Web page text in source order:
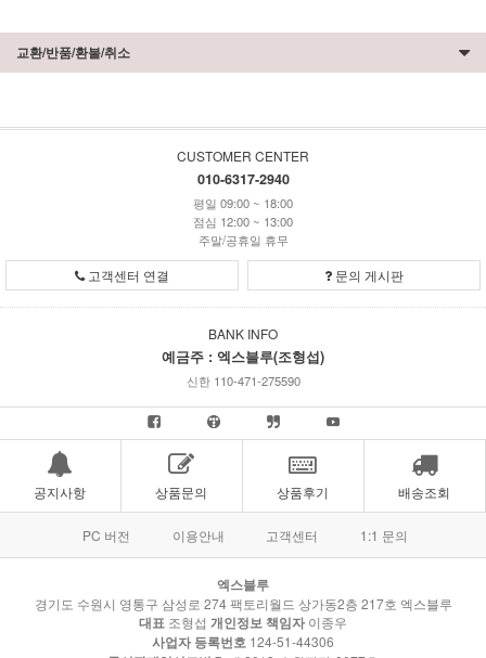
교환/반품/환불/취소
CUSTOMER CENTER
010-6317-2940
평일 09:00 ~ 18:00
점심 12:00 ~ 13:00
주말/공휴일 휴무
고객센터 연결 문의 게시판
BANK INFO
예금주 : 엑스블루(조형섭)
신한 110-471-275590
공지사항 상품문의 상품후기 배송조회
PC 버전 이용안내 고객센터 1:1 문의
엑스블루
경기도 수원시 영통구 삼성로 274 팩토리월드 상가동2층 217호 엑스블루
대표 조형섭 개인정보 책임자 이종우
사업자 등록번호 124-51-44306